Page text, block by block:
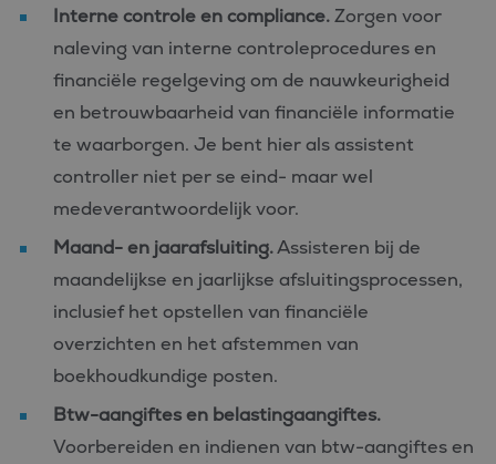
Interne controle en compliance.Zorgen voor
naleving van interne controleprocedures en
financiële regelgeving om de nauwkeurigheid
en betrouwbaarheid van financiële informatie
te waarborgen. Je bent hier als assistent
controller niet per se eind- maar wel
medeverantwoordelijk voor.
Maand- en jaarafsluiting.Assisteren bij de
maandelijkse en jaarlijkse afsluitingsprocessen,
inclusief het opstellen van financiële
overzichten en het afstemmen van
boekhoudkundige posten.
Btw-aangiftes en belastingaangiftes.
Voorbereiden en indienen van btw-aangiftes en